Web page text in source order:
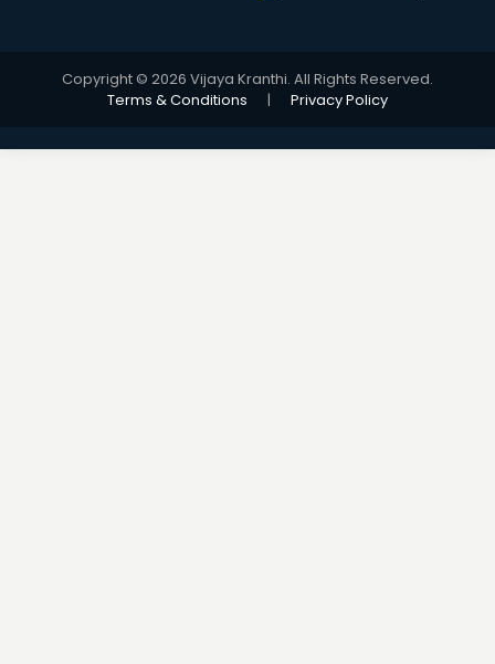
Copyright © 2026 Vijaya Kranthi. All Rights Reserved.
Terms & Conditions
| Privacy Policy